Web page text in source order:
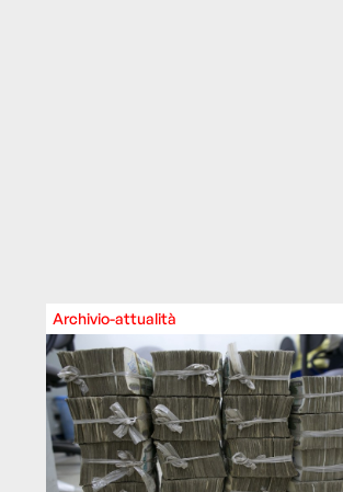
Archivio-attualità